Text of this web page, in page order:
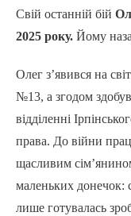
Свій останній бій
2025 року. Йому
Олег з’явився на
№13, а згодом
відділенні
права. До війни
щасливим
маленьких донечок:
лише готувалась